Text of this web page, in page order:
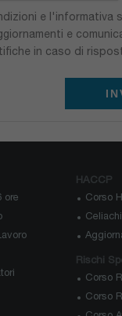
e l'informativa
e
in caso di
ore
HACCP
Corso
Rischi
Corso
Corso